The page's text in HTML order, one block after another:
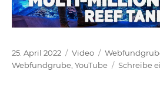
Veröffentlicht
am
25. April 2022 Format
Video Kategorien
Webfundgrube ,YouTube Schreibe